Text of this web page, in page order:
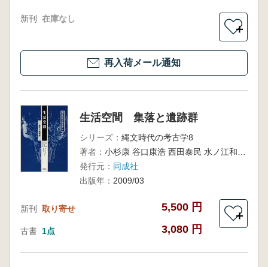
新刊 在庫なし
＋
再入荷メール通知
生活空間 集落と遺跡群
シリーズ： 縄文時代の考古学8
著者：
小杉康 谷口康浩 西田泰民 水ノ江和同 矢野健一編
発行元： 同成社
出版年： 2009/03
新刊 取り寄せ 5,500 円
古書 1点 3,080 円
＋